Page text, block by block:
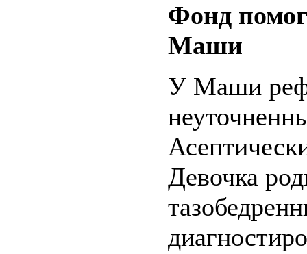
Фонд
Маши
У Маши
Девочка